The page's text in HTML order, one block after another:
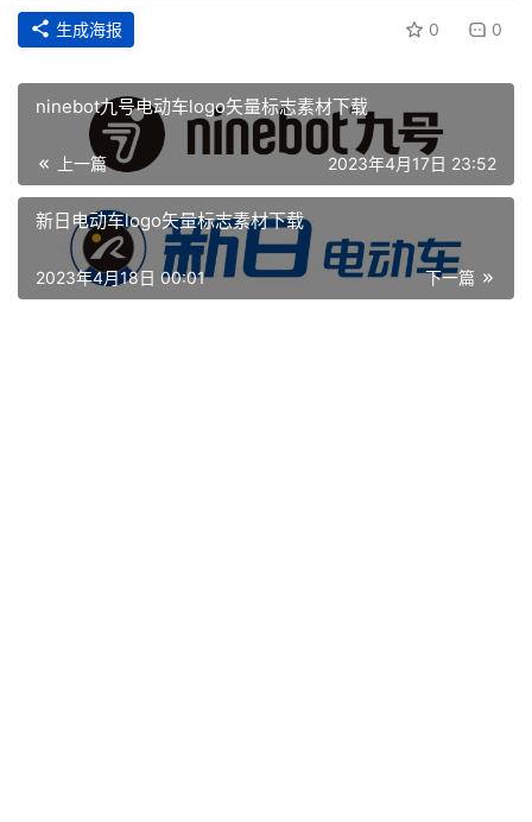
首
生成海报 0 0
ninebot九号电动车logo矢量标志素材下载
上一篇 2023年4月17日 23:52
新日电动车logo矢量标志素材下载
下一篇
2023年4月18日 00:01